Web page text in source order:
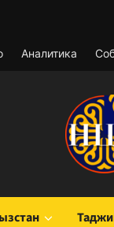
Аналитика